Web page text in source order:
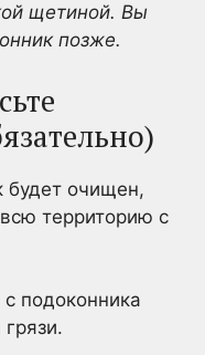
щетиной. Вы
позже.
будет очищен,
территорию с
подоконника